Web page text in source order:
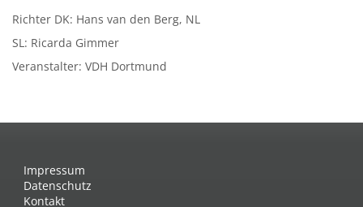
Richter DK: Hans van den Berg, NL
SL: Ricarda Gimmer
Veranstalter: VDH Dortmund
Impressum
Datenschutz
Kontakt